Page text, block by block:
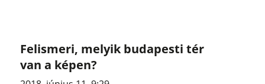
Felismeri, melyik budapesti tér
van a képen?